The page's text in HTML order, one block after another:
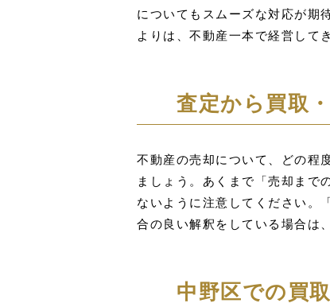
についてもスムーズな対応が期
よりは、不動産一本で経営して
査定から買取
不動産の売却について、どの程
ましょう。あくまで「売却まで
ないように注意してください。
合の良い解釈をしている場合は
中野区での買